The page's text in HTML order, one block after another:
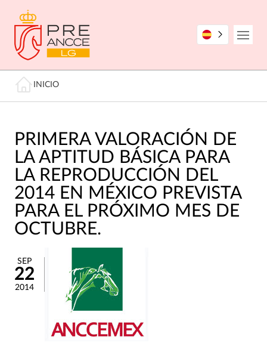
contenido
principal
Miga de pan
INICIO
PRIMERA VALORACIÓN DE
LA APTITUD BÁSICA PARA
LA REPRODUCCIÓN DEL
2014 EN MÉXICO PREVISTA
PARA EL PRÓXIMO MES DE
OCTUBRE.
SEP
22
2014